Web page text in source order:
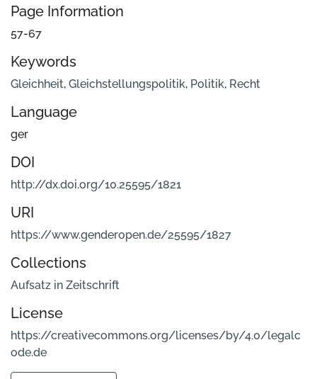
Page Information
57-67
Keywords
Gleichheit, Gleichstellungspolitik, Politik, Recht
Language
ger
DOI
http://dx.doi.org/10.25595/1821
URI
https://www.genderopen.de/25595/1827
Collections
Aufsatz in Zeitschrift
License
https://creativecommons.org/licenses/by/4.0/legalc
ode.de